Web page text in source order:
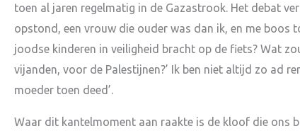
toen al jaren regelmatig in de Gazastrook. Het debat
opstond, een vrouw die ouder was dan ik, en me boos
joodse kinderen in veiligheid bracht op de fiets? Wat
vijanden, voor de Palestijnen?’ Ik ben niet altijd zo ad
moeder toen deed’.
Waar dit kantelmoment aan raakte is de kloof die ons